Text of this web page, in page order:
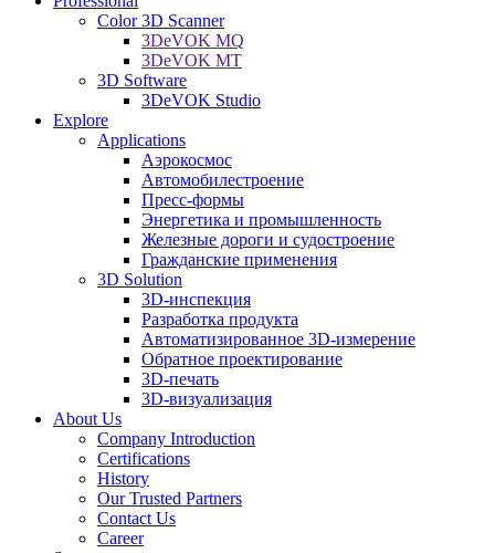
Color 3D Scanner
3DeVOK MQ
3DeVOK MT
3D Software
3DeVOK Studio
Explore
Applications
Аэрокосмос
Автомобилестроение
Пресс-формы
Энергетика и промышленность
Железные дороги и судостроение
Гражданские применения
3D Solution
3D-инспекция
Разработка продукта
Автоматизированное 3D-измерение
Обратное проектирование
3D-печать
3D-визуализация
About Us
Company Introduction
Certifications
History
Our Trusted Partners
Contact Us
Career